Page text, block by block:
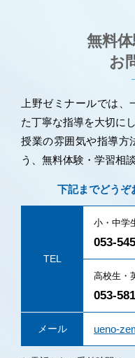
無料
お
上野ゼミナールでは
た丁寧な指導を大切に
授業の雰囲気や指導方
う、無料体験・学習相
下記までどうぞ
TEL
小・中学
053-
高校生・
053-
メール ueno-